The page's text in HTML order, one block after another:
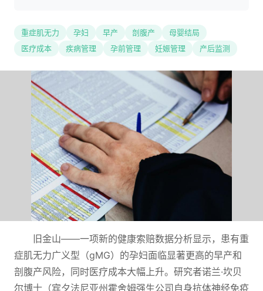
重症肌无力 孕妇 早产 剖腹产
母婴结局
医疗成本
疾病管理 孕前管理 妊娠管理 产后监测
旧金山——一项新的健康索赔数据分析显示，患有重
症肌无力广义型（gMG）的孕妇面临显著更高的早产和
剖腹产风险，同时医疗成本大幅上升。研究者诺兰·坎贝
尔博士（宾夕法尼亚州霍舍姆强生公司自身抗体神经免疫